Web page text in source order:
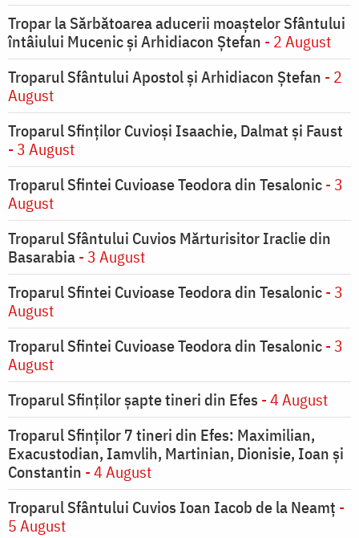
Tropar la Sărbătoarea aducerii moaştelor Sfântului
întâiului Mucenic şi Arhidiacon Ştefan - 2 August
Troparul Sfântului Apostol și Arhidiacon Ștefan - 2
August
Troparul Sfinţilor Cuvioşi Isaachie, Dalmat şi Faust
- 3 August
Troparul Sfintei Cuvioase Teodora din Tesalonic- 3
August
Troparul Sfântului Cuvios Mărturisitor Iraclie din
Basarabia- 3 August
Troparul Sfintei Cuvioase Teodora din Tesalonic- 3
August
Troparul Sfintei Cuvioase Teodora din Tesalonic- 3
August
Troparul Sfinţilor şapte tineri din Efes - 4 August
Troparul Sfinţilor 7 tineri din Efes: Maximilian,
Exacustodian, Iamvlih, Martinian, Dionisie, Ioan şi
Constantin - 4 August
Troparul Sfântului Cuvios Ioan Iacob de la Neamț -
5 August